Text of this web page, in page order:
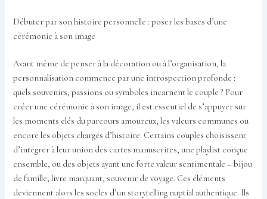
Débuter par son histoire personnelle : poser les bases d’une
cérémonie à son image
Avant même de penser à la décoration ou à l’organisation, la
personnalisation commence par une introspection profonde :
quels souvenirs, passions ou symboles incarnent le couple ? Pour
créer une cérémonie à son image, il est essentiel de s’appuyer sur
les moments clés du parcours amoureux, les valeurs communes ou
encore les objets chargés d’histoire. Certains couples choisissent
d’intégrer à leur union des cartes manuscrites, une playlist conçue
ensemble, ou des objets ayant une forte valeur sentimentale – bijou
de famille, livre marquant, souvenir de voyage. Ces éléments
deviennent alors les socles d’un storytelling nuptial authentique. Ils